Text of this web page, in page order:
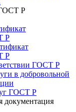
Р
Р
Р
ГОСТ Р
в добровольной
ГОСТ Р
документация